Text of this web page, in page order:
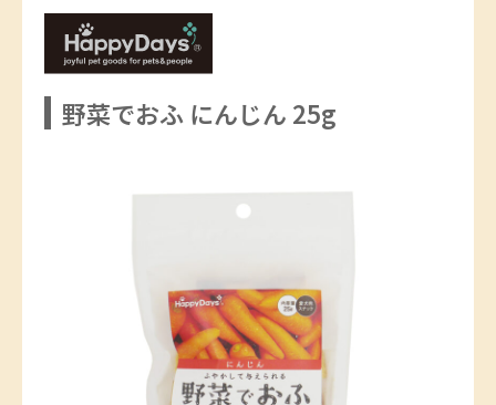
野菜でおふ にんじん 25g